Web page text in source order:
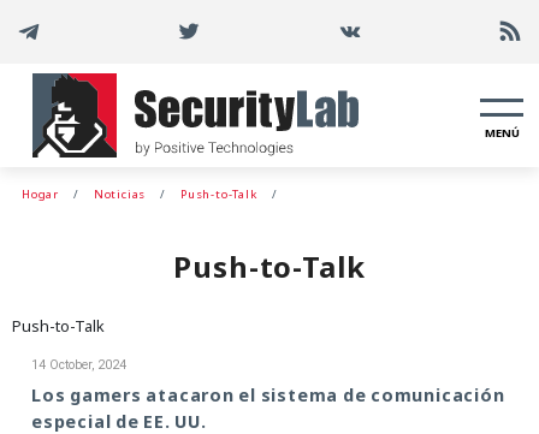
MENÚ
Hogar Noticias Push-to-Talk
Push-to-Talk
Push-to-Talk
14 October, 2024
Los gamers atacaron el sistema de comunicación
especial de EE. UU.